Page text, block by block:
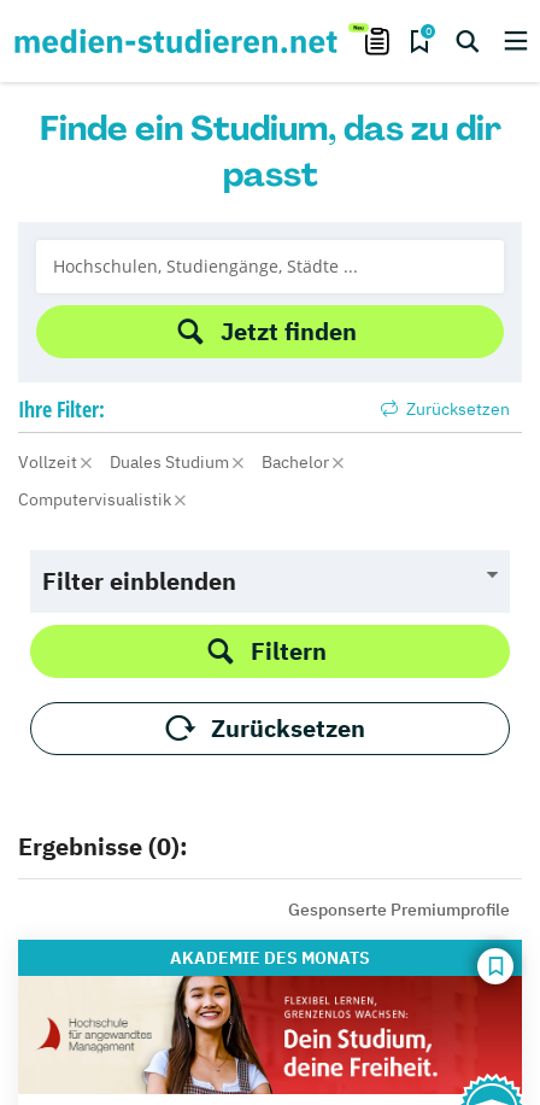
0
Finde ein Studium, das zu dir
passt
Jetzt finden
Ihre Filter: Zurücksetzen
Vollzeit Duales Studium
Bachelor
Computervisualistik
Filter einblenden
Filtern
Zurücksetzen
Ergebnisse (0):
Gesponserte Premiumprofile
AKADEMIE DES MONATS